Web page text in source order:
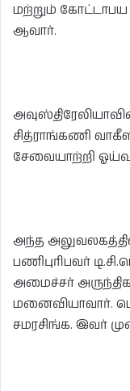
மற்றும்
ஆவார்.
சித்ராங்கணி
சேவையாற்றி
அந்த
பணிபுரிபவர்
அமைச்சர்
மனைவியாவார்.
சமரசிங்க. இவர்